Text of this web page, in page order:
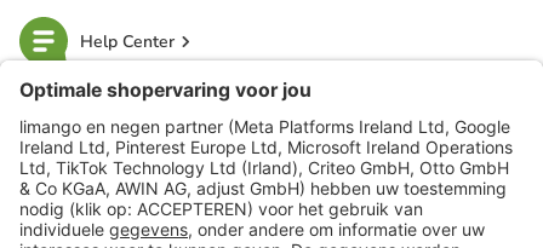
Help Center
limango
Veilig winkelen
Klantenservice